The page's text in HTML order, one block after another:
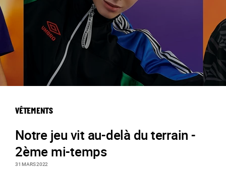
VÊTEMENTS
Notre jeu vit au-delà du terrain -
2ème mi-temps
31 MARS 2022